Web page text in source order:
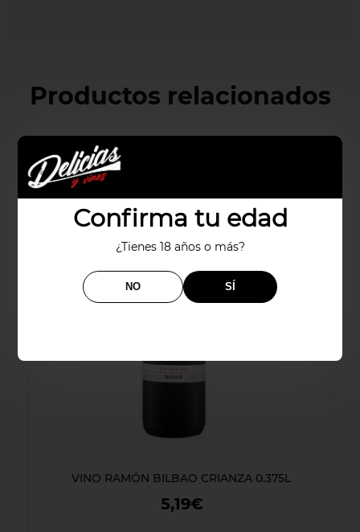
Confirma tu edad
¿Tienes 18 años o más?
NO SÍ
Productos relacionados
VINO RAMÓN BILBAO CRIANZA 0.375L
5,19€